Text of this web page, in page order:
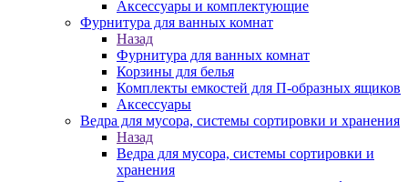
Аксессуары и комплектующие
Фурнитура для ванных комнат
Назад
Фурнитура для ванных комнат
Корзины для белья
Комплекты емкостей для П-образных ящиков
Аксессуары
Ведра для мусора, системы сортировки и хранения
Назад
Ведра для мусора, системы сортировки и
хранения